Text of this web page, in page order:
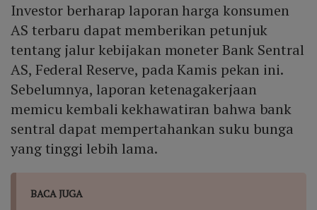
Investor berharap laporan harga konsumen
AS terbaru dapat memberikan petunjuk
tentang jalur kebijakan moneter Bank Sentral
AS, Federal Reserve, pada Kamis pekan ini.
Sebelumnya, laporan ketenagakerjaan
memicu kembali kekhawatiran bahwa bank
sentral dapat mempertahankan suku bunga
yang tinggi lebih lama.
BACA JUGA